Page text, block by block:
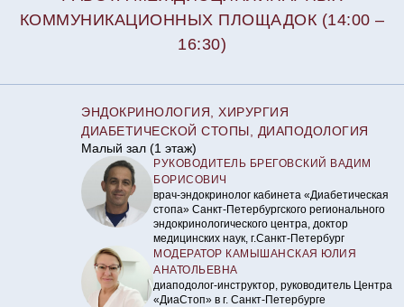
КОММУНИКАЦИОННЫХ ПЛОЩАДОК (14:00 –
16:30)
ЭНДОКРИНОЛОГИЯ, ХИРУРГИЯ
ДИАБЕТИЧЕСКОЙ СТОПЫ, ДИАПОДОЛОГИЯ
Малый зал (1 этаж)
РУКОВОДИТЕЛЬ БРЕГОВСКИЙ ВАДИМ
БОРИСОВИЧ
врач-эндокринолог кабинета «Диабетическая
стопа» Санкт-Петербургского регионального
эндокринологического центра, доктор
медицинских наук, г.Санкт-Петербург
МОДЕРАТОР КАМЫШАНСКАЯ ЮЛИЯ
АНАТОЛЬЕВНА
диаподолог-инструктор, руководитель Центра
«ДиаСтоп» в г. Санкт-Петербурге